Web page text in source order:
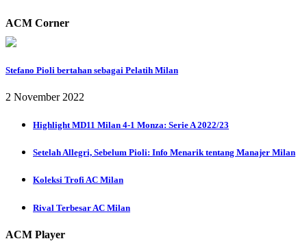
ACM Corner
Stefano Pioli bertahan sebagai Pelatih Milan
2 November 2022
Highlight MD11 Milan 4-1 Monza: Serie A 2022/23
Setelah Allegri, Sebelum Pioli: Info Menarik tentang Manajer Milan
Koleksi Trofi AC Milan
Rival Terbesar AC Milan
ACM Player